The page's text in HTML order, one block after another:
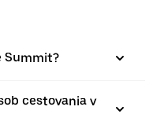
Summit?
cestovania v